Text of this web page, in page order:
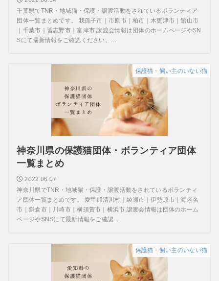
千葉県でTNR・地域猫・保護・譲渡活動をされているボランティア
団体一覧まとめです。 我孫子市｜市原市｜柏市｜木更津市｜館山市
｜千葉市｜習志野市｜富津市 譲渡会情報は団体のホームページやSN
Sにて最新情報をご確認ください。...
保護猫・飼い主のいない猫
神奈川県の保護猫団体・ボランティア団体
一覧まとめ
2022.06.07
神奈川県でTNR・地域猫・保護・譲渡活動をされているボランティ
ア団体一覧まとめです。 愛甲郡清川村｜綾瀬市｜伊勢原市｜海老名
市｜鎌倉市｜川崎市｜横須賀市｜横浜市 譲渡会情報は団体のホーム
ページやSNSにて最新情報をご確認...
保護猫・飼い主のいない猫